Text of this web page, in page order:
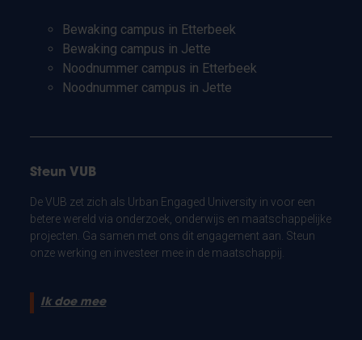
Bewaking campus in Etterbeek
Bewaking campus in Jette
Noodnummer campus in Etterbeek
Noodnummer campus in Jette
Steun VUB
De VUB zet zich als Urban Engaged University in voor een
betere wereld via onderzoek, onderwijs en maatschappelijke
projecten. Ga samen met ons dit engagement aan. Steun
onze werking en investeer mee in de maatschappij.
Ik doe mee